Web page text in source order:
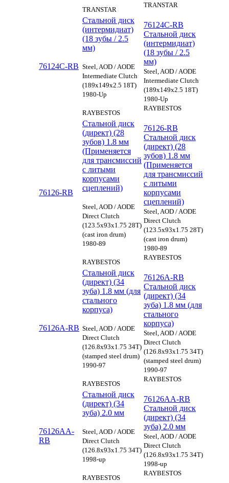
TRANSTAR
TRANSTAR
76124C-RB
Стальной диск
(интермидиат)
(18 зубы / 2.5
мм)
Steel, AOD / AODE
Intermediate Clutch
(189x149x2.5 18T)
1980-Up
RAYBESTOS
76124C-RB
Стальной диск
(интермидиат)
(18 зубы / 2.5
мм)
Steel, AOD / AODE
Intermediate Clutch
(189x149x2.5 18T)
1980-Up
RAYBESTOS
76126-RB
Стальной диск
(директ) (28
зубов) 1.8 мм
(Применяется
для трансмиссий
с литыми
корпусами
сцеплений)
Steel, AOD / AODE
Direct Clutch
(123.5x93x1.75 28T)
(cast iron drum)
1980-89
RAYBESTOS
76126-RB
Стальной диск
(директ) (28
зубов) 1.8 мм
(Применяется
для трансмиссий
с литыми
корпусами
сцеплений)
Steel, AOD / AODE
Direct Clutch
(123.5x93x1.75 28T)
(cast iron drum)
1980-89
RAYBESTOS
76126A-RB
Стальной диск
(директ) (34
зуба) 1.8 мм (для
стального
корпуса)
Steel, AOD / AODE
Direct Clutch
(126.8x93x1.75 34T)
(stamped steel drum)
1990-97
RAYBESTOS
76126A-RB
Стальной диск
(директ) (34
зуба) 1.8 мм (для
стального
корпуса)
Steel, AOD / AODE
Direct Clutch
(126.8x93x1.75 34T)
(stamped steel drum)
1990-97
RAYBESTOS
76126AA-
RB
Стальной диск
(директ) (34
зуба) 2.0 мм
Steel, AOD / AODE
Direct Clutch
(126.8x93x1.75 34T)
1998-up
RAYBESTOS
76126AA-RB
Стальной диск
(директ) (34
зуба) 2.0 мм
Steel, AOD / AODE
Direct Clutch
(126.8x93x1.75 34T)
1998-up
RAYBESTOS